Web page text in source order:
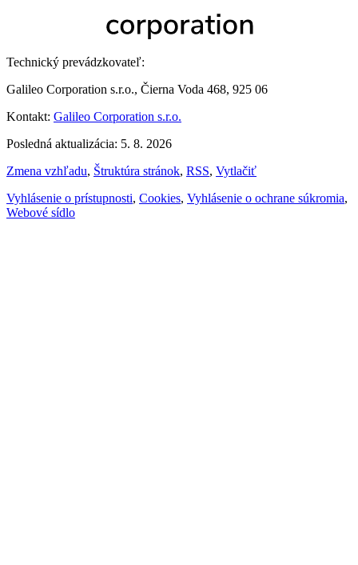
Technický prevádzkovateľ:
Galileo Corporation s.r.o., Čierna Voda 468, 925 06
Kontakt: Galileo Corporation s.r.o.
Posledná aktualizácia: 5. 8. 2026
Zmena vzhľadu, Štruktúra stránok, RSS, Vytlačiť
Vyhlásenie o prístupnosti, Cookies, Vyhlásenie o ochrane súkromia,
Webové sídlo